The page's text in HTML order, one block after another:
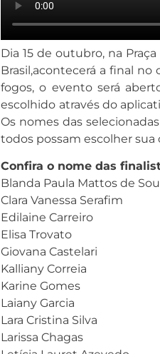
Dia 15 de outubro, na
Brasil,acontecerá a final
fogos, o evento será
escolhido através do
Os nomes das
todos possam escolher sua
Confira o nome das
Blanda Paula Mattos de
Clara Vanessa Serafim
Edilaine Carreiro
Elisa Trovato
Giovana Castelari
Kalliany Correia
Karine Gomes
Laiany Garcia
Lara Cristina Silva
Larissa Chagas